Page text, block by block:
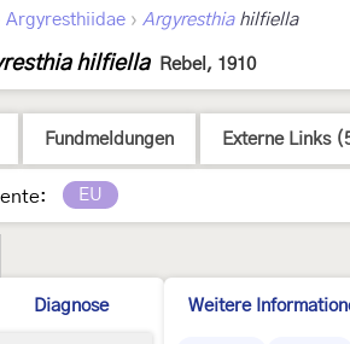
Argyresthiidae › Argyresthiahilfiella
hilfiella Rebel, 1910
Fundmeldungen Externe Links
EU
Diagnose Weitere